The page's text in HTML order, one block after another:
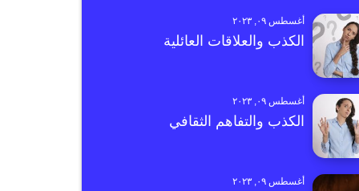
أغسطس ٠٩, ٢٠٢٣
الكذب والعلاقات العائلية
أغسطس ٠٩, ٢٠٢٣
الكذب والتفاهم الثقافي
أغسطس ٠٩, ٢٠٢٣